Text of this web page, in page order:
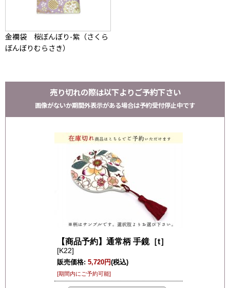
金襴袋 桜ぼんぼり-紫（さくら
ぼんぼりむらさき）
売り切れの際は以下よりご予約下さい
画像がないか期間外表示がある場合は予約受付停止中です